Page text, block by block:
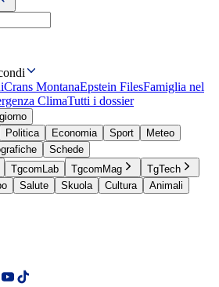
Crans MontanaEpstein FilesFamiglia nel
ClimaTutti i dossier
Politica Economia Sport
Meteo
Schede
TgcomLab TgcomMag
TgTech
Salute Skuola Cultura
Animali